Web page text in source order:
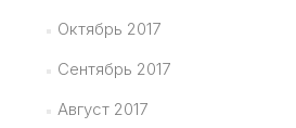
Октябрь 2017
Сентябрь 2017
Август 2017